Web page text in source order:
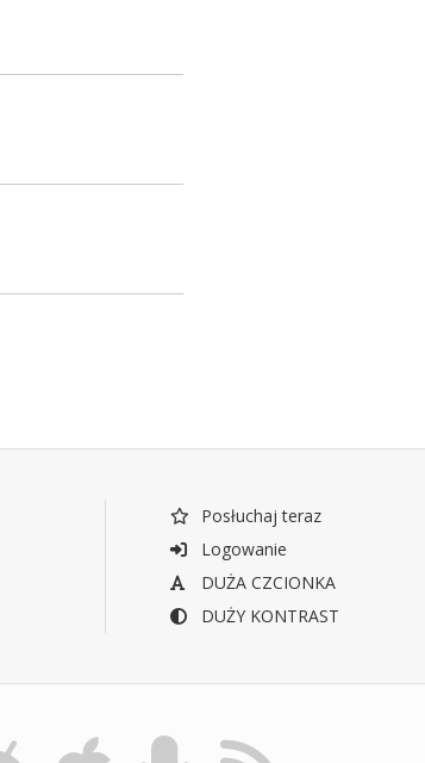
Posłuchaj teraz
Logowanie
DUŻA CZCIONKA
DUŻY KONTRAST